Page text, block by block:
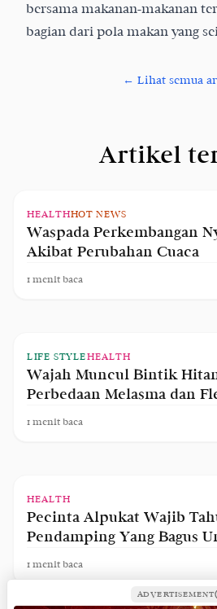
ADVERTISEMENT
bersama makanan-makanan
bagian dari pola makan yang
← Lihat semua
Artikel
HEALTHHOT NEWS
Waspada Perkembangan
Akibat Perubahan Cuaca
1 menit baca
LIFE STYLEHEALTH
Wajah Muncul Bintik
Perbedaan Melasma dan
1 menit baca
HEALTH
Pecinta Alpukat Wajib
Pendamping Yang Bagus
1 menit baca